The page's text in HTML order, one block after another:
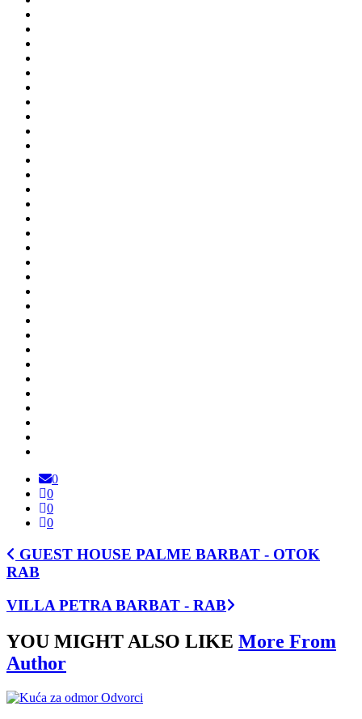
0
0
0
0
GUEST HOUSE PALME BARBAT - OTOK
RAB
VILLA PETRA BARBAT - RAB
YOU MIGHT ALSO LIKE More From
Author